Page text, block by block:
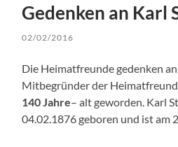
Gedenken an Karl
02/02/2016
Die Heimatfreunde gedenken an
Mitbegründer der
140 Jahre– alt geworden. Karl
04.02.1876 geboren und ist am